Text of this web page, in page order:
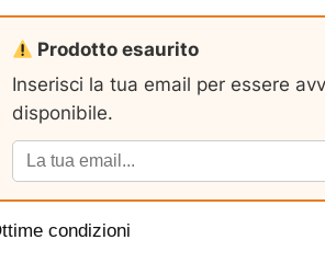
Prodotto esaurito
Inserisci la tua email per essere
disponibile.
condizioni